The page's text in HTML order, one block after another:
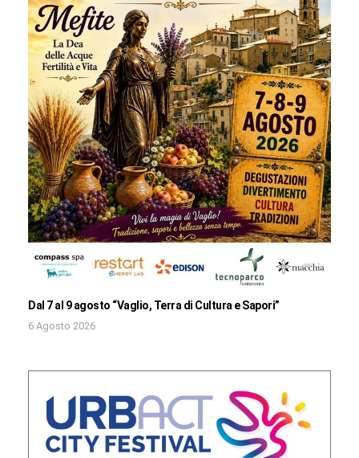
Dal 7 al 9 agosto “Vaglio, Terra di Cultura e Sapori”
6 Agosto 2026